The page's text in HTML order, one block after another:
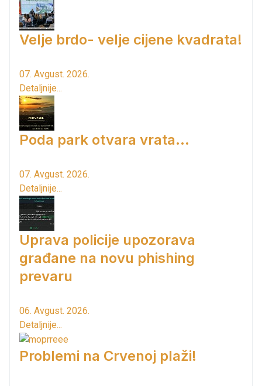
Velje brdo- velje cijene kvadrata!
07. Avgust. 2026.
Detaljnije...
Poda park otvara vrata...
07. Avgust. 2026.
Detaljnije...
Uprava policije upozorava
građane na novu phishing
prevaru
06. Avgust. 2026.
Detaljnije...
Problemi na Crvenoj plaži!